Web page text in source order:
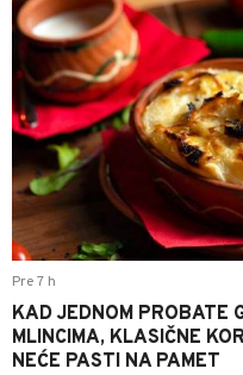
Pre 7 h
KAD JEDNOM PROBATE
MLINCIMA, KLASIČNE
NEĆE PASTI NA PAMET